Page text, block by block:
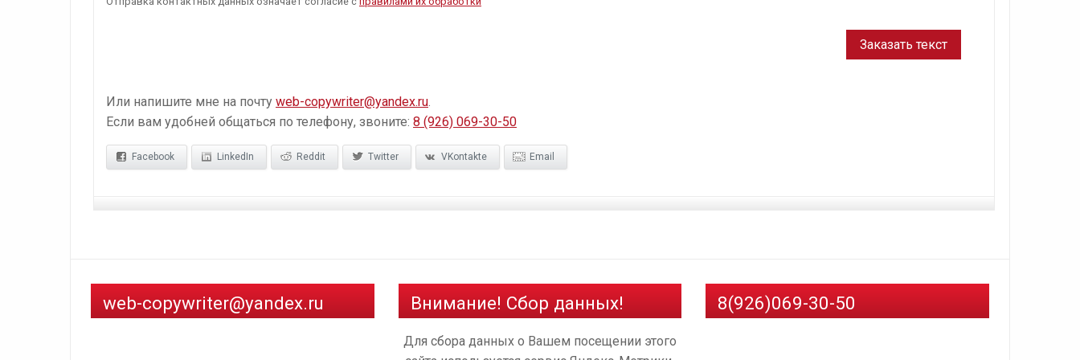
Или напишите мне на почту web-copywriter@yandex.ru.
Если вам удобней общаться по телефону, звоните: 8 (926) 069-30-50
Facebook LinkedIn Reddit Twitter VKontakte Email
web-copywriter@yandex.ru Внимание! Сбор данных!
Для сбора данных о Вашем посещении этого
8(926)069-30-50